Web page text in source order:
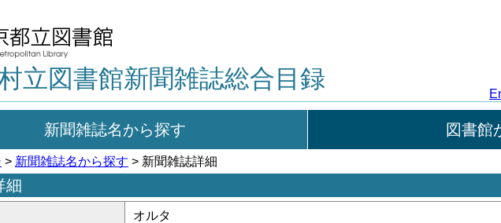
立図書館新聞雑誌総合目録
新聞雑誌名から探す 図書館
> 新聞雑誌名から探す > 新聞雑誌詳細
細
オルタ